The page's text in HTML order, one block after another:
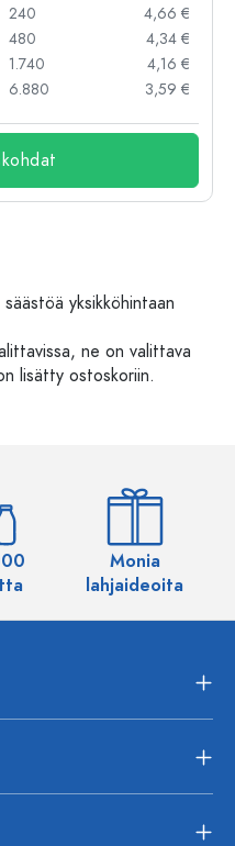
240
4,66 €
480
4,34 €
1.740
4,16 €
6.880
3,59 €
yksikköhintaan
ne on valittava
lisätty ostoskoriin.
Monia
lahjaideoita